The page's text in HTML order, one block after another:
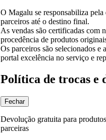
O Magalu se responsabiliza pela
parceiros até o destino final.
As vendas são certificadas com
procedência de produtos
Os parceiros são selecionados e
portal excelência no serviço e
Política de trocas e
Fechar
Devolução gratuita para
parceiras